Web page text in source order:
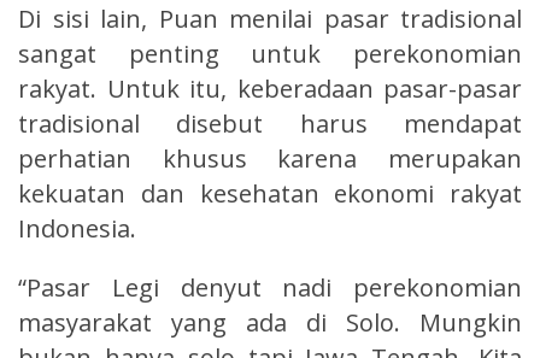
Di sisi lain, Puan menilai pasar tradisional
sangat penting untuk perekonomian
rakyat. Untuk itu, keberadaan pasar-pasar
tradisional disebut harus mendapat
perhatian khusus karena merupakan
kekuatan dan kesehatan ekonomi rakyat
Indonesia.
“Pasar Legi denyut nadi perekonomian
masyarakat yang ada di Solo. Mungkin